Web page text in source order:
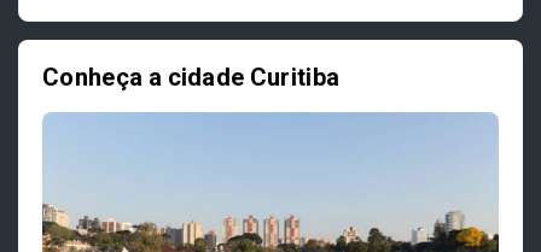
Conheça a cidade Curitiba